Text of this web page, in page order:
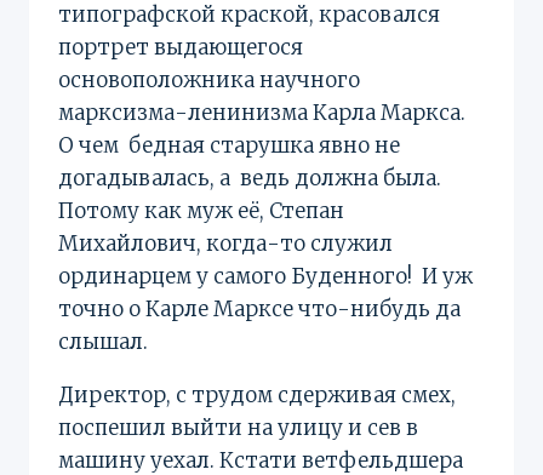
типографской краской, красовал­ся
портрет выдающегося
основоположника научного
марксизма-ленинизма Карла Маркса.
О чем бедная старушка явно не
догадывалась, а ведь должна была.
Потому как муж её, Степан
Михайлович, когда-то служил
ординарцем у самого Буденного! И уж
точно о Карле Марксе что-нибудь да
слышал.
Директор, с трудом сдерживая смех,
поспешил выйти на улицу и сев в
машину уехал. Кстати ветфельдшера